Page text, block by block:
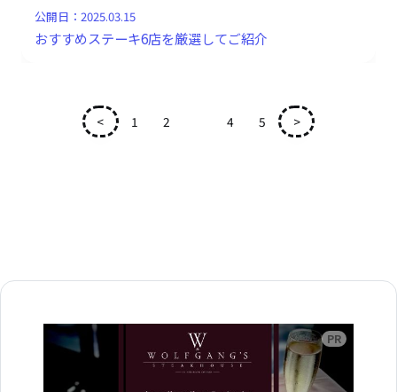
公開日：2025.03.15
おすすめステーキ6店を厳選してご紹介
< 1 2 4 5 >
広告